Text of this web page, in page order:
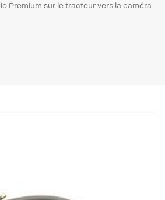
Premium sur le tracteur vers la caméra